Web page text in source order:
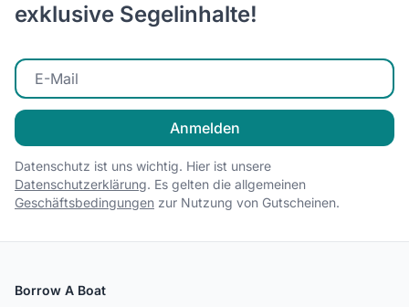
exklusive Segelinhalte!
E-Mail eingeben
Anmelden
Datenschutz ist uns wichtig. Hier ist unsere
Datenschutzerklärung. Es gelten die allgemeinen
Geschäftsbedingungen zur Nutzung von Gutscheinen.
Borrow A Boat